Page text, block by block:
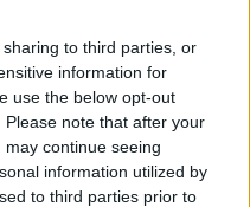
to third parties, or
information for
use the below opt-out
note that after your
continue seeing
information utilized by
to third parties prior to
με τη δημοσιοποίηση